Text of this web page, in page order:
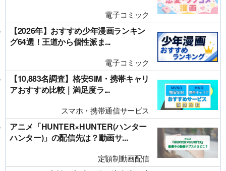
電子コミック
【2026年】おすすめ少年漫画ランキン
グ64選！王道から個性派ま...
電子コミック
【10,883名調査】格安SIM・携帯キャリ
アおすすめ比較｜満足度ラ...
スマホ・携帯通信サービス
アニメ「HUNTER×HUNTER(ハンター
ハンター)」の配信先は？動画サ...
定額制動画配信